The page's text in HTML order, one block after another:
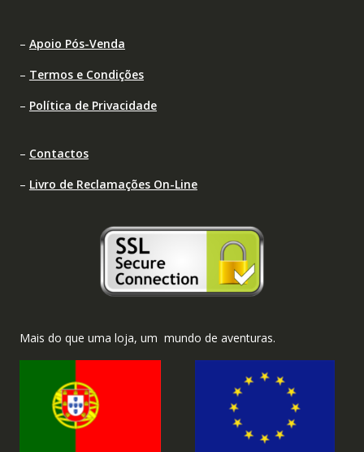
– Apoio Pós-Venda
– Termos e Condições
– Política de Privacidade
– Contactos
– Livro de Reclamações On-Line
Mais do que uma loja, um mundo de aventuras.